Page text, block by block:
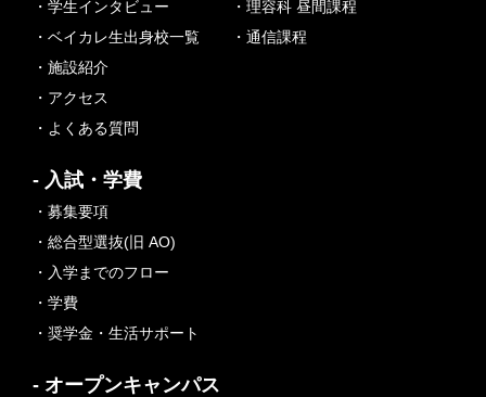
・学生インタビュー
・ベイカレ生出身校一覧
・施設紹介
・アクセス
・よくある質問
・理容科 昼間課程
・通信課程
- 入試・学費
・募集要項
・総合型選抜(旧 AO)
・入学までのフロー
・学費
・奨学金・生活サポート
- オープンキャンパス